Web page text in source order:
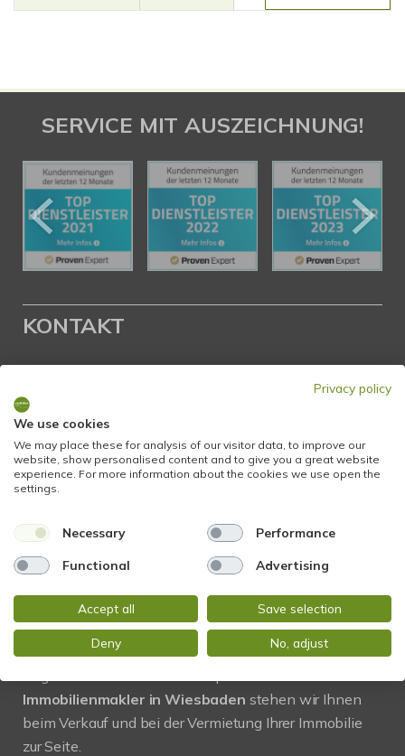
SERVICE MIT AUSZEICHNUNG!
KONTAKT
Glockengasse 2
65199 Wiesbaden
Tel.:+49 611 9742 872
Fax: +49 611 9742 896
Mail:
info@stadtblick-immobilien.de
Web:
www.stadtblick-immobilien.de
PROFIL
Immobilienmakler in Wiesbaden stehen wir Ihnen
beim Verkauf und bei der Vermietung Ihrer Immobilie
zur Seite.
Privacy policy
We use cookies
We may place these for analysis of our visitor data, to improve our
website, show personalised content and to give you a great website
experience. For more information about the cookies we use open the
settings.
Necessary Performance
Functional Advertising
Accept all Save selection
Deny No, adjust